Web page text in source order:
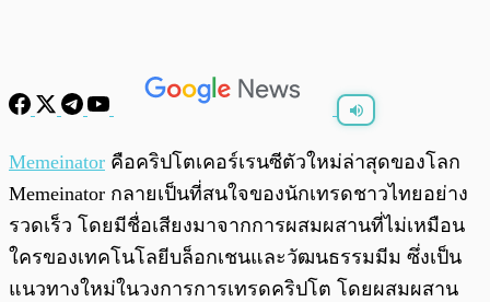
0:00
Memeinator คือคริปโตเคอร์เรนซีตัวใหม่ล่าสุดของโลก
Memeinator กลายเป็นที่สนใจของนักเทรดชาวไทยอย่าง
รวดเร็ว โดยมีชื่อเสียงมาจากการผสมผสานที่ไม่เหมือน
ใครของเทคโนโลยีบล็อกเชนและวัฒนธรรมมีม ซึ่งเป็น
แนวทางใหม่ในวงการการเทรดคริปโต โดยผสมผสาน